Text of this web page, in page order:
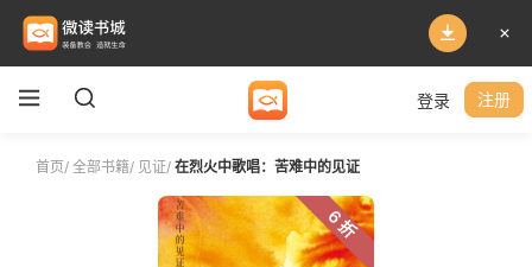
登录 注册
首页/ 全部书籍/ 见证/ 在烈火中歌唱：苦难中的见证
6 折